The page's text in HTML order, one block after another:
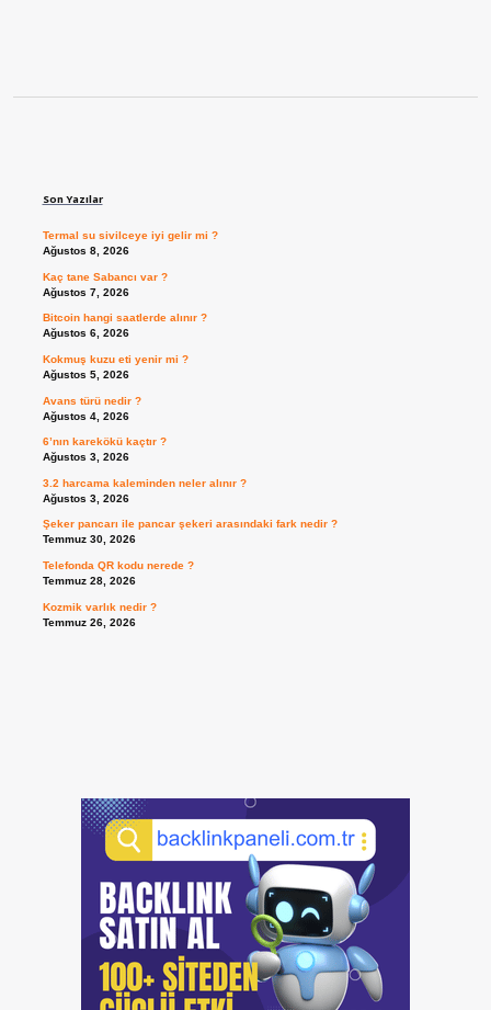
Son Yazılar
Termal su sivilceye iyi gelir mi ?
Ağustos 8, 2026
Kaç tane Sabancı var ?
Ağustos 7, 2026
Bitcoin hangi saatlerde alınır ?
Ağustos 6, 2026
Kokmuş kuzu eti yenir mi ?
Ağustos 5, 2026
Avans türü nedir ?
Ağustos 4, 2026
6’nın karekökü kaçtır ?
Ağustos 3, 2026
3.2 harcama kaleminden neler alınır ?
Ağustos 3, 2026
Şeker pancarı ile pancar şekeri arasındaki fark nedir ?
Temmuz 30, 2026
Telefonda QR kodu nerede ?
Temmuz 28, 2026
Kozmik varlık nedir ?
Temmuz 26, 2026